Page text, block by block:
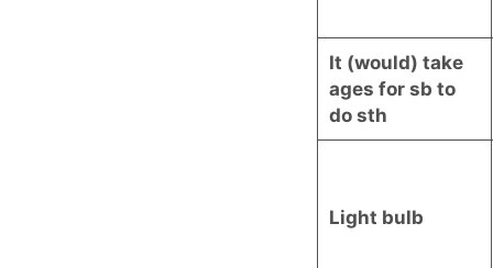
It (would) take
ages for sb to
do sth
Light bulb